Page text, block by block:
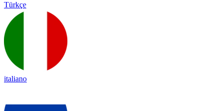
Türkçe
italiano